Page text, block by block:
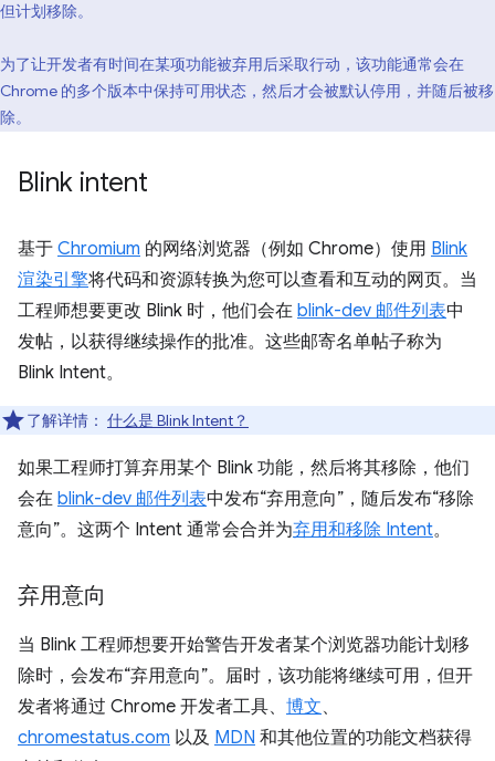
但计划移除。
为了让开发者有时间在某项功能被弃用后采取行动，该功能通常会在
Chrome 的多个版本中保持可用状态，然后才会被默认停用，并随后被移
除。
Blink intent
基于 Chromium 的网络浏览器（例如 Chrome）使用 Blink
渲染引擎将代码和资源转换为您可以查看和互动的网页。当
工程师想要更改 Blink 时，他们会在 blink-dev 邮件列表中
发帖，以获得继续操作的批准。这些邮寄名单帖子称为
Blink Intent。
了解详情： 什么是 Blink Intent？
如果工程师打算弃用某个 Blink 功能，然后将其移除，他们
会在 blink-dev 邮件列表中发布“弃用意向”，随后发布“移除
意向”。这两个 Intent 通常会合并为弃用和移除 Intent。
弃用意向
当 Blink 工程师想要开始警告开发者某个浏览器功能计划移
除时，会发布“弃用意向”。届时，该功能将继续可用，但开
发者将通过 Chrome 开发者工具、 博文、
chromestatus.com 以及 MDN 和其他位置的功能文档获得